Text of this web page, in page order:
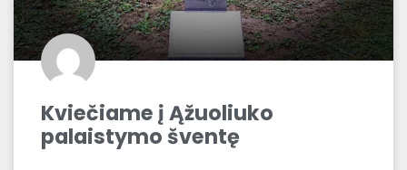
Kviečiame į Ąžuoliuko
palaistymo šventę